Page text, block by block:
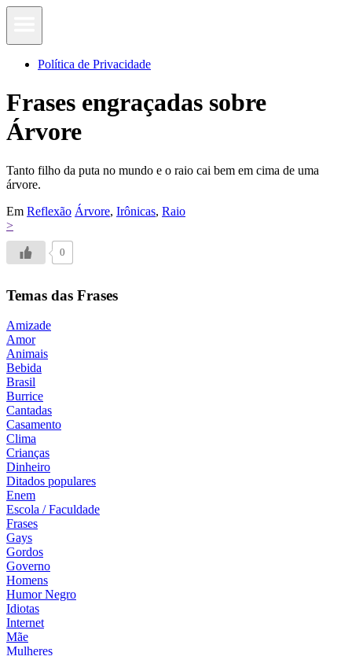
Política de Privacidade
Frases engraçadas sobre
Árvore
Tanto filho da puta no mundo e o raio cai bem em cima de uma
árvore.
Em Reflexão Árvore, Irônicas, Raio
>
0
Temas das Frases
Amizade
Amor
Animais
Bebida
Brasil
Burrice
Cantadas
Casamento
Clima
Crianças
Dinheiro
Ditados populares
Enem
Escola / Faculdade
Frases
Gays
Gordos
Governo
Homens
Humor Negro
Idiotas
Internet
Mãe
Mulheres